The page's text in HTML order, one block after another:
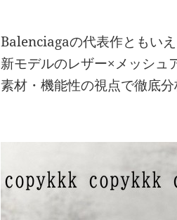
Balenciagaの代表作ともい
新モデルのレザー×メッシュ
素材・機能性の視点で徹底分